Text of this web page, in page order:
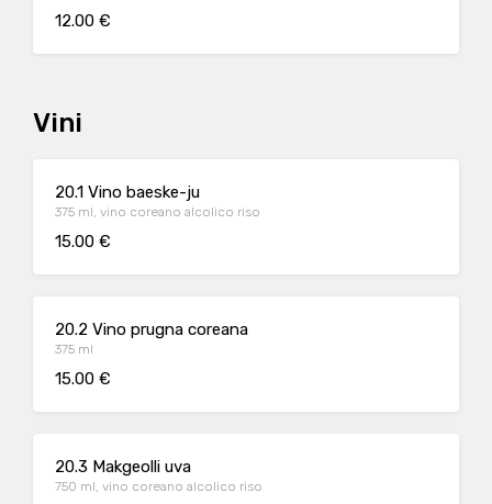
12.00 €
Vini
20.1 Vino baeske-ju
375 ml, vino coreano alcolico riso
15.00 €
20.2 Vino prugna coreana
375 ml
15.00 €
20.3 Makgeolli uva
750 ml, vino coreano alcolico riso